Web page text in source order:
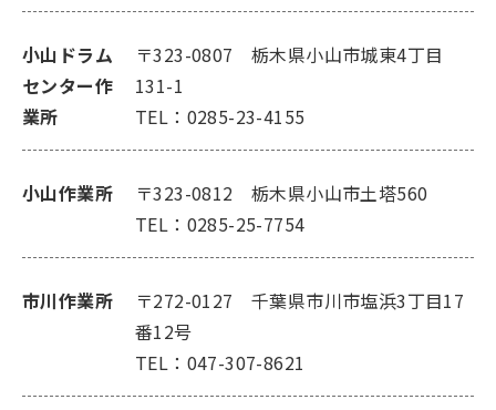
小山ドラム
センター作
業所
〒323-0807 栃木県小山市城東4丁目
131-1
TEL：0285-23-4155
小山作業所
〒323-0812 栃木県小山市土塔560
TEL：0285-25-7754
市川作業所
〒272-0127 千葉県市川市塩浜3丁目17
番12号
TEL：047-307-8621